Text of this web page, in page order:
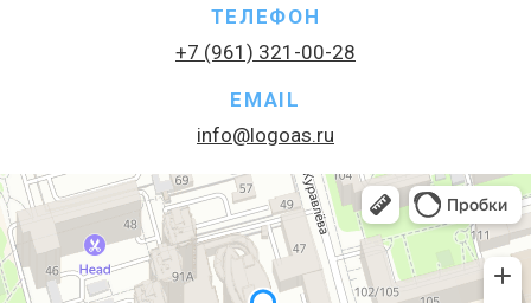
ТЕЛЕФОН
+7 (961) 321-00-28
EMAIL
info@logoas.ru